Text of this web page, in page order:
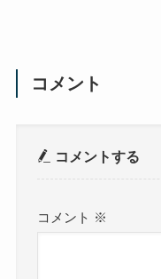
コメント
コメントする
コメント ※